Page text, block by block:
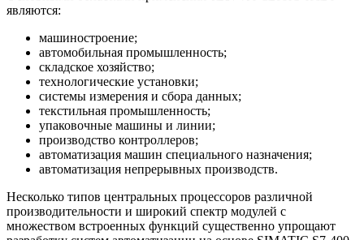
являются:
машиностроение;
автомобильная промышленность;
складское хозяйство;
технологические установки;
системы измерения и сбора данных;
текстильная промышленность;
упаковочные машины и линии;
производство контроллеров;
автоматизация машин специального назначения;
автоматизация непрерывных производств.
Несколько типов центральных процессоров различной
производительности и широкий спектр модулей с
множеством встроенных функций существенно упрощают